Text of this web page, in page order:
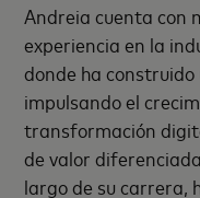
Andreia cuenta con
experiencia en la
donde ha
impulsando el
transformación
de valor
largo de su carrera,